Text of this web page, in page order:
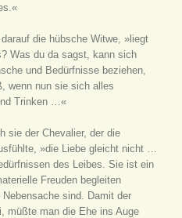
die hübsche Witwe, »liegt
Was du da sagst, kann sich
und Bedürfnisse beziehen,
wenn nun sie sich alles
Trinken …«
sie der Chevalier, der die
»die Liebe gleicht nicht …
des Leibes. Sie ist ein
Freuden begleiten
sind. Damit der
müßte man die Ehe ins Auge